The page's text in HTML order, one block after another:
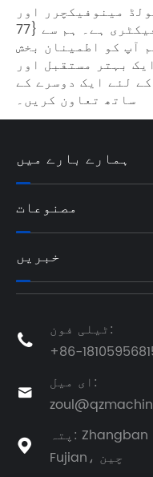
مینوفیکچرر اور
سپلائر ، ہمارے پاس اپنی فیکٹری ہے۔ ہم سے {77
آپ کو اطمینان بخش
بہتر مستقبل اور
لئے ایک دوسرے کے
ساتھ تعاون کریں۔
ہمارے بارے میں
مصنوعات
خبریں

ٹیلی فون:
+86-

ای میل:

پتہ: Zhangban ٹاؤن، TIA، Quanzhou،
Fujian، چین